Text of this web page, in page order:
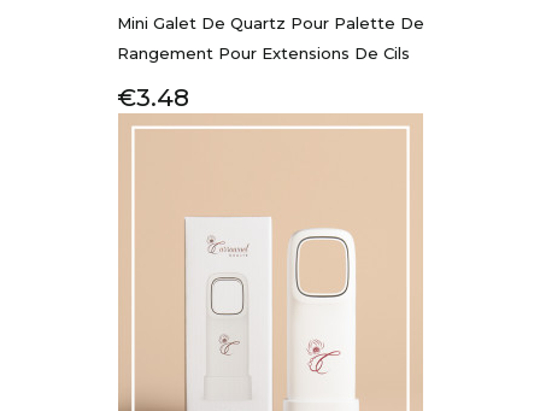
Mini Galet De Quartz Pour Palette De
Rangement Pour Extensions De Cils
Price
€3.48